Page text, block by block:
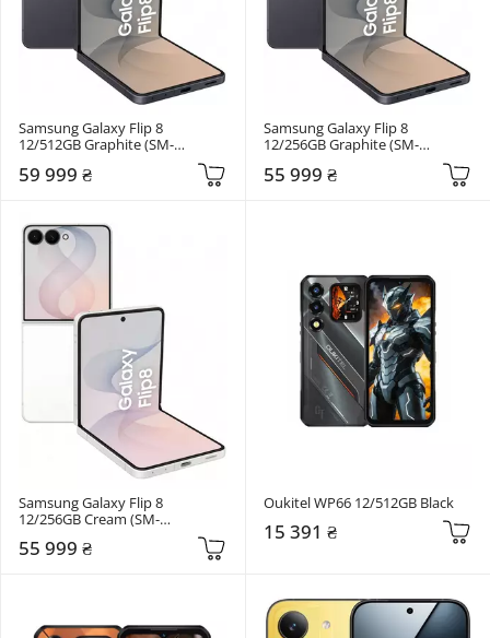
Samsung Galaxy Flip 8
12/512GB Graphite (SM-
59 999 ₴
Samsung Galaxy Flip 8
12/256GB Graphite (SM-
55 999 ₴
Samsung Galaxy Flip 8
12/256GB Cream (SM-
55 999 ₴
Oukitel WP66 12/512GB Black
15 391 ₴